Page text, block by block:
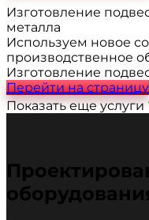
Изготовление
металла
Используем новое
производственное
Изготовление
Перейти на страницу
Показать еще услуги